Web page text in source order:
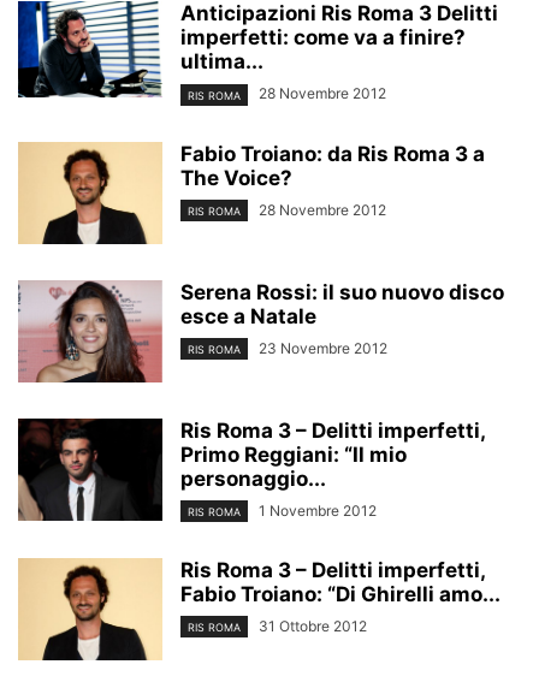
Anticipazioni Ris Roma 3 Delitti
imperfetti: come va a finire?
ultima...
RIS ROMA 28 Novembre 2012
Fabio Troiano: da Ris Roma 3 a
The Voice?
RIS ROMA 28 Novembre 2012
Serena Rossi: il suo nuovo disco
esce a Natale
RIS ROMA 23 Novembre 2012
Ris Roma 3 – Delitti imperfetti,
Primo Reggiani: “Il mio
personaggio...
RIS ROMA 1 Novembre 2012
Ris Roma 3 – Delitti imperfetti,
Fabio Troiano: “Di Ghirelli amo...
RIS ROMA 31 Ottobre 2012